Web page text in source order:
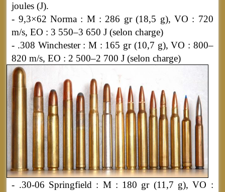
joules (J).
- 9,3×62 Norma : M : 286 gr (18,5 g), VO : 720
m/s, EO : 3 550–3 650 J (selon charge)
- .308 Winchester : M : 165 gr (10,7 g), VO : 800–
820 m/s, EO : 2 500–2 700 J (selon charge)
- .30-06 Springfield : M : 180 gr (11,7 g), VO :